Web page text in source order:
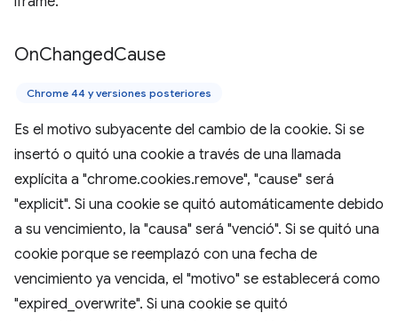
OnChangedCause
Chrome 44 y versiones posteriores
Es el motivo subyacente del cambio de la cookie. Si se
insertó o quitó una cookie a través de una llamada
explícita a "chrome.cookies.remove", "cause" será
"explicit". Si una cookie se quitó automáticamente debido
a su vencimiento, la "causa" será "venció". Si se quitó una
cookie porque se reemplazó con una fecha de
vencimiento ya vencida, el "motivo" se establecerá como
"expired_overwrite". Si una cookie se quitó